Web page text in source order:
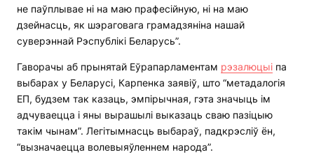
не паўплывае ні на маю прафесійную, ні на маю
дзейнасць, як шэраговага грамадзяніна нашай
суверэннай Рэспублікі Беларусь”.
Гаворачы аб прынятай Еўрапарламентам рэзалюцыі па
выбарах у Беларусі, Карпенка заявіў, што “метадалогія
ЕП, будзем так казаць, эмпірычная, гэта значыць ім
адчуваецца і яны вырашылі выказаць сваю пазіцыю
такім чынам”. Легітымнасць выбараў, падкрэсліў ён,
“вызначаецца волевыяўленнем народа”.